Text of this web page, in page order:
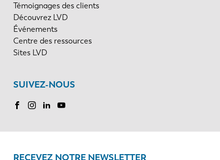
Témoignages des clients
Découvrez LVD
Événements
Centre des ressources
Sites LVD
SUIVEZ-NOUS
RECEVEZ NOTRE NEWSLETTER